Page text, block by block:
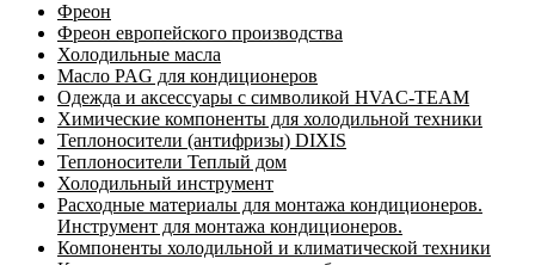
Фреон
Фреон европейского производства
Холодильные масла
Масло PAG для кондиционеров
Одежда и аксессуары с символикой HVAC-TEAM
Химические компоненты для холодильной техники
Теплоносители (антифризы) DIXIS
Теплоносители Теплый дом
Холодильный инструмент
Расходные материалы для монтажа кондиционеров.
Инструмент для монтажа кондиционеров.
Компоненты холодильной и климатической техники